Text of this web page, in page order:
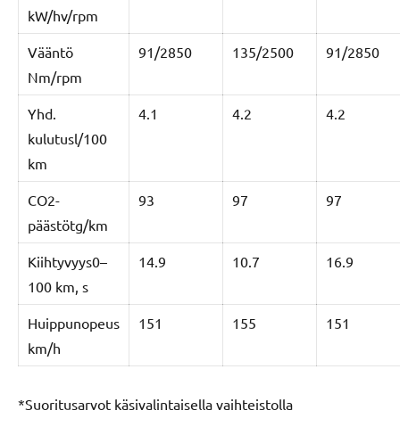
kW/hv/rpm
Vääntö
Nm/rpm
91/2850 135/2500 91/2850
Yhd.
kulutusl/100
km
4.1 4.2 4.2
CO2-
päästötg/km
93 97 97
Kiihtyvyys0–
100 km, s
14.9 10.7 16.9
Huippunopeus
km/h
151 155 151
*Suoritusarvot käsivalintaisella vaihteistolla